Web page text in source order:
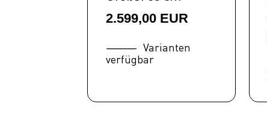
2.599,00 EUR
Varianten
verfügbar